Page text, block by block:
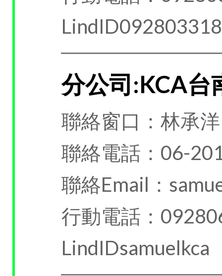
分公司:KCA台
聯絡窗口：林承洋
聯絡電話：06-
聯絡Email：
行動電話：
LindIDsamuelkca